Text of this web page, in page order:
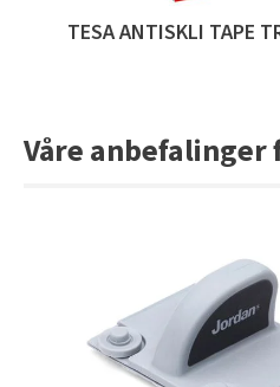
TESA ANTISKLI TAPE
Våre anbefalinger